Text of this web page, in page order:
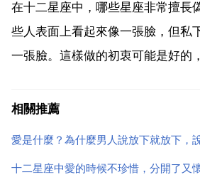
活的星座都有誰？十二星座中上榜
白羊座 樂...
在十二星座中，哪些星座非常擅長
些人表面上看起來像一張臉，但私
一張臉。這樣做的初衷可能是好的
遇見他們就偷樂！這三個星座男不
相關推薦
愛是什麼？為什麼男人說放下就放下，
十二星座中愛的時候不珍惜，分開了又